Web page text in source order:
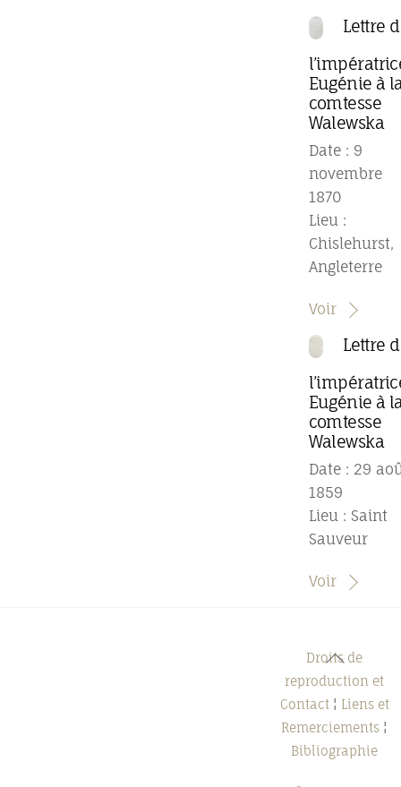
Lettre
Eugénie à
comtesse
Walewska
Date : 9
novembre
1870
Lieu :
Chislehurst,
Angleterre
Voir
Lettre
Eugénie à
comtesse
Walewska
Date : 29
1859
Lieu : Saint
Sauveur
Voir
Back
To
Top
Droits de
reproduction et
Contact¦ Liens et
Remerciements ¦
Bibliographie